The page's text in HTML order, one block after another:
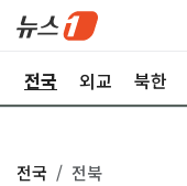
전국 외교 북한
전국 전북